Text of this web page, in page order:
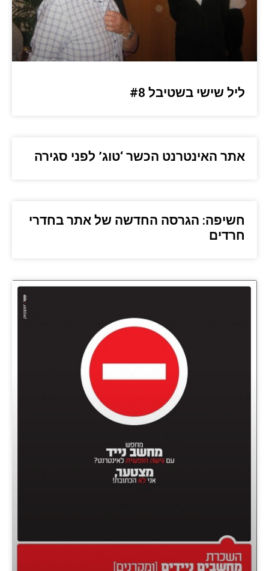
ליל שישי בשטיבל #8
אתר האינטרנט הכשר ‘טוג’ לפני סגירה
חשיפה: הגרסה החדשה של אתר בחדרי
חרדים